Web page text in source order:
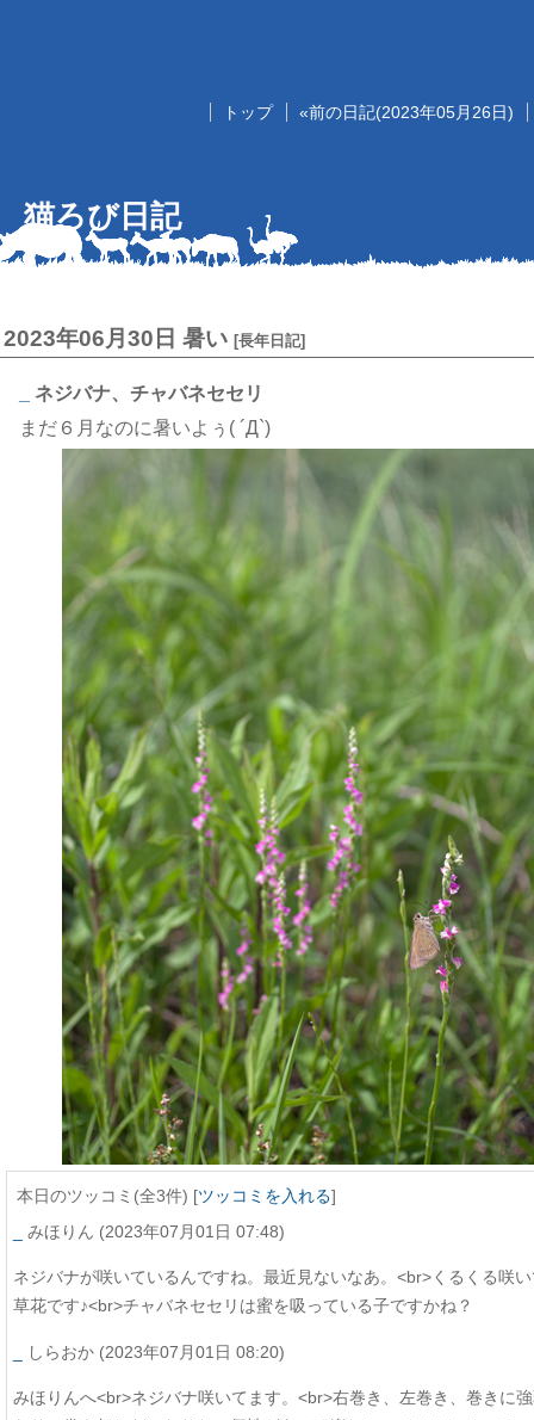
トップ «前の日記(2023年05月26日)
猫ろび日記
2023年06月30日 暑い [長年日記]
ネジバナ、チャバネセセリ
まだ６月なのに暑いよぅ( ´Д`)
本日のツッコミ(全3件) [ツッコミを入れる]
みほりん (2023年07月01日 07:48)
ネジバナが咲いているんですね。最近見ないなあ。<br>くるくる咲
草花です♪<br>チャバネセセリは蜜を吸っている子ですかね？
しらおか (2023年07月01日 08:20)
みほりんへ<br>ネジバナ咲いてます。<br>右巻き、左巻き、巻きに